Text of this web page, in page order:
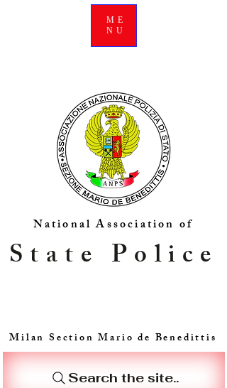
ME
NU
National Association of
Milan Section Mario de Benedittis
Search the site..
State Police